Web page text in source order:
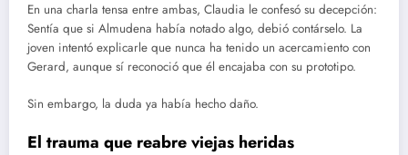
En una charla tensa entre ambas, Claudia le confesó su decepción:
Sentía que si Almudena había notado algo, debió contárselo. La
joven intentó explicarle que nunca ha tenido un acercamiento con
Gerard, aunque sí reconoció que él encajaba con su prototipo.
Sin embargo, la duda ya había hecho daño.
El trauma que reabre viejas heridas